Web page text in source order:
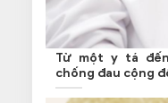
Từ một y tá
chống đau cộng